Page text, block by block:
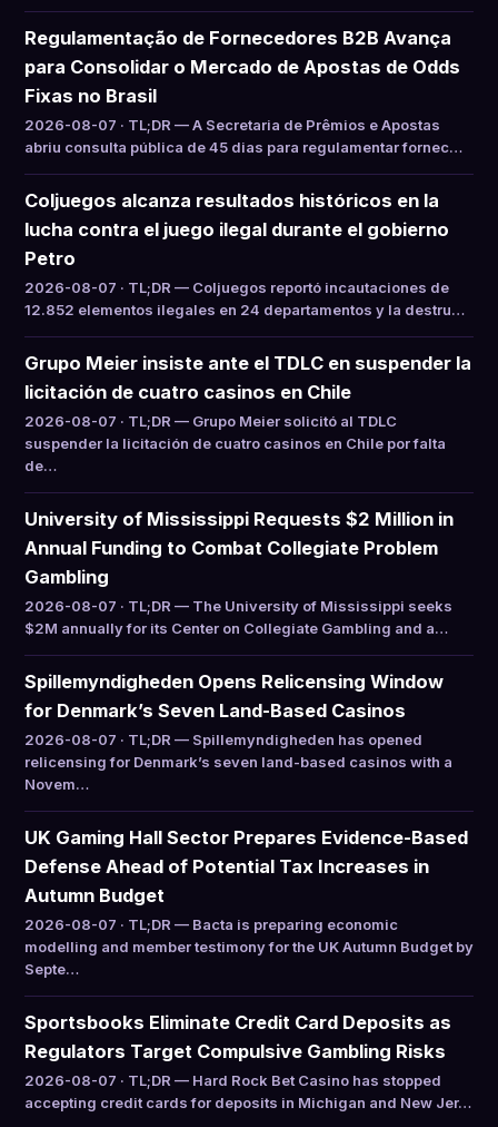
Regulamentação de Fornecedores B2B Avança
para Consolidar o Mercado de Apostas de Odds
Fixas no Brasil
2026-08-07 · TL;DR — A Secretaria de Prêmios e Apostas
abriu consulta pública de 45 dias para regulamentar fornec…
Coljuegos alcanza resultados históricos en la
lucha contra el juego ilegal durante el gobierno
Petro
2026-08-07 · TL;DR — Coljuegos reportó incautaciones de
12.852 elementos ilegales en 24 departamentos y la destru…
Grupo Meier insiste ante el TDLC en suspender la
licitación de cuatro casinos en Chile
2026-08-07 · TL;DR — Grupo Meier solicitó al TDLC
suspender la licitación de cuatro casinos en Chile por falta
de…
University of Mississippi Requests $2 Million in
Annual Funding to Combat Collegiate Problem
Gambling
2026-08-07 · TL;DR — The University of Mississippi seeks
$2M annually for its Center on Collegiate Gambling and a…
Spillemyndigheden Opens Relicensing Window
for Denmark’s Seven Land-Based Casinos
2026-08-07 · TL;DR — Spillemyndigheden has opened
relicensing for Denmark’s seven land-based casinos with a
Novem…
UK Gaming Hall Sector Prepares Evidence-Based
Defense Ahead of Potential Tax Increases in
Autumn Budget
2026-08-07 · TL;DR — Bacta is preparing economic
modelling and member testimony for the UK Autumn Budget by
Septe…
Sportsbooks Eliminate Credit Card Deposits as
Regulators Target Compulsive Gambling Risks
2026-08-07 · TL;DR — Hard Rock Bet Casino has stopped
accepting credit cards for deposits in Michigan and New Jer…